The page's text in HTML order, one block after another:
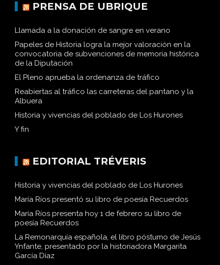
PRENSA DE UBRIQUE
Llamada a la donación de sangre en verano
Papeles de Historia logra la mejor valoración en la
convocatoria de subvenciones de memoria histórica
de la Diputación
El Pleno aprueba la ordenanza de tráfico
Reabiertas al tráfico las carreteras del pantano y la
Albuera
Historia y vivencias del poblado de Los Hurones
Y fin
EDITORIAL TRÉVERIS
Historia y vivencias del poblado de Los Hurones
María Ríos presentó su libro de poesía Recuerdos
María Ríos presenta hoy 1 de febrero su libro de
poesía Recuerdos
La Remonarquía española, el libro póstumo de Jesús
Ynfante, presentado por la historiadora Margarita
García Díaz